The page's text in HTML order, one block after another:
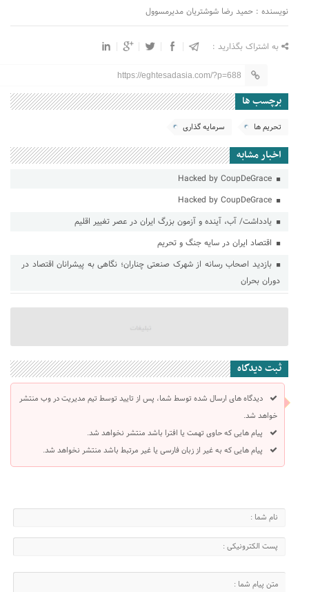
نویسنده : حمید رضا شوشتریان مدیرمسوول
به اشتراک بگذارید :
https://eghtesadasia.com/?p=688
برچسب ها
تحریم ها سرمایه گذاری
اخبار مشابه
یادداشت/ آب، آینده و آزمون بزرگ ایران در عصر تغییر اقلیم
اقتصاد ایران در سایه جنگ و تحریم
بازدید اصحاب رسانه از شهرک صنعتی چناران؛ نگاهی به پیشرانان اقتصاد در
دوران بحران
ثبت دیدگاه
دیدگاه های ارسال شده توسط شما، پس از تایید توسط تیم مدیریت در وب منتشر
خواهد شد.
پیام هایی که حاوی تهمت یا افترا باشد منتشر نخواهد شد.
پیام هایی که به غیر از زبان فارسی یا غیر مرتبط باشد منتشر نخواهد شد.